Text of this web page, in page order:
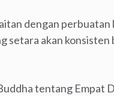
dengan perbuatan
setara akan konsisten
tentang Empat